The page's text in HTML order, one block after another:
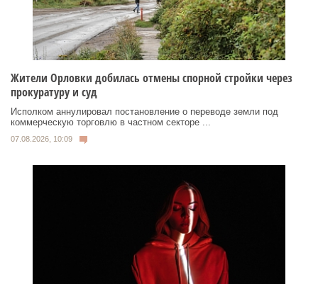
Жители Орловки добилась отмены спорной стройки через
прокуратуру и суд
Исполком аннулировал постановление о переводе земли под
коммерческую торговлю в частном секторе ...
07.08.2026, 10:09